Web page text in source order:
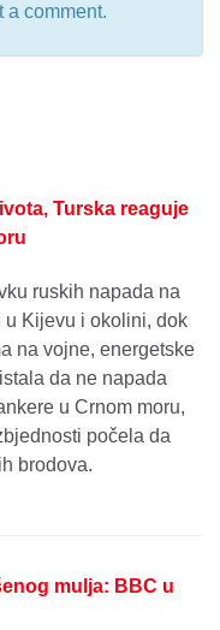
a comment.
Turska reaguje
ruskih napada na
Kijevu i okolini, dok
na vojne, energetske
da ne napada
u Crnom moru,
počela da
brodova.
mulja: BBC u